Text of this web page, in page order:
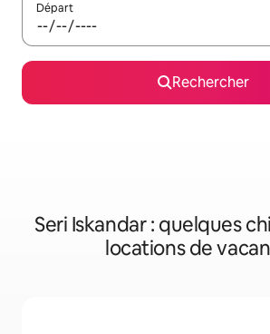
Départ
Rechercher
Seri Iskandar : quelques
locations de